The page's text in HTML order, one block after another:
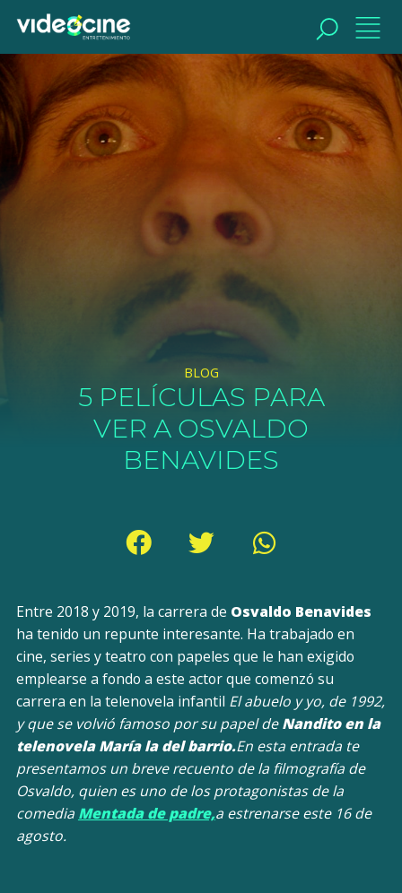
BUSCAR
BLOG
5 PELÍCULAS PARA
VER A OSVALDO
BENAVIDES
Entre 2018 y 2019, la carrera de Osvaldo Benavides
ha tenido un repunte interesante. Ha trabajado en
cine, series y teatro con papeles que le han exigido
emplearse a fondo a este actor que comenzó su
carrera en la telenovela infantil El abuelo y yo, de 1992,
y que se volvió famoso por su papel deNandito en la
telenovelaMaría la del barrio.En esta entrada te
presentamos un breve recuento de la filmografía de
Osvaldo, quien es uno de los protagonistas de la
comedia Mentada de padre,a estrenarse este 16 de
agosto.